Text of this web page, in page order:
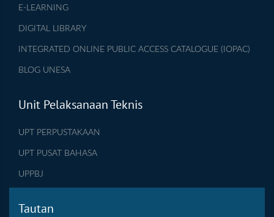
E-LEARNING
DIGITAL LIBRARY
INTEGRATED ONLINE PUBLIC ACCESS CATALOGUE (IOPAC)
BLOG UNESA
Unit Pelaksanaan Teknis
UPT PERPUSTAKAAN
UPT PUSAT BAHASA
UPPBJ
Tautan